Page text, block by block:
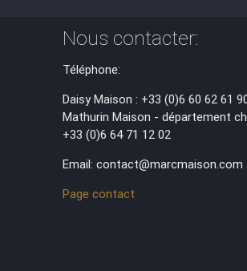
Nous contacter:
Téléphone:
Daisy Maison : +33 (0)6 60 62 61
Mathurin Maison - département
+33 (0)6 64 71 12 02
Email: contact@marcmaison.com
Page contact